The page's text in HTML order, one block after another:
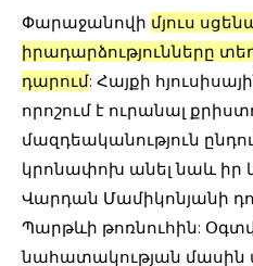
Փարաջանովի մյուս
իրադարձությունները
դարում: Հայքի
որոշում է ուրանալ
մազդեականություն
կրոնափոխ անել նաև իր
Վարդան Մամիկոնյանի
Պարթևի թոռնուհին:
նահատակության